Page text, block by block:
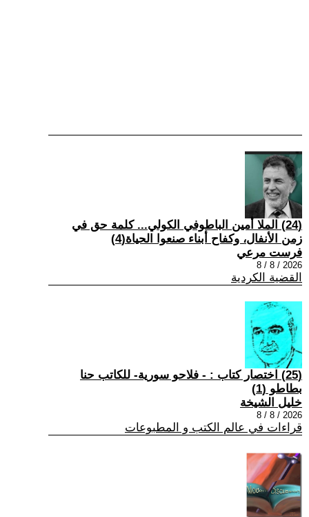
(24) الملا أمين الباطوفي الكولي... كلمة حق في
زمن الأنفال، وكفاح أبناء صنعوا الحياة(4)
فرست مرعي
2026 / 8 / 8
القضية الكردية
(25) اختصار كتاب : - فلاحو سورية- للكاتب حنا
بطاطو (1)
خليل الشيخة
2026 / 8 / 8
قراءات في عالم الكتب و المطبوعات